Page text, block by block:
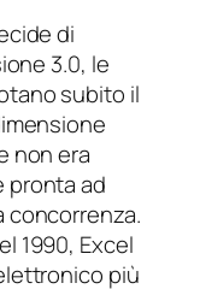
di
3.0, le
subito il
non era
pronta ad
concorrenza.
1990, Excel
più